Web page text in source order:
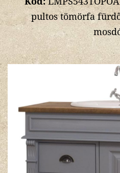
pultos tömörfa